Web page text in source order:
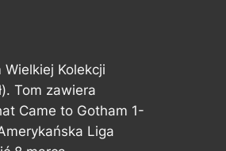
Kolekcji
Tom zawiera
Came to Gotham 1-
Liga